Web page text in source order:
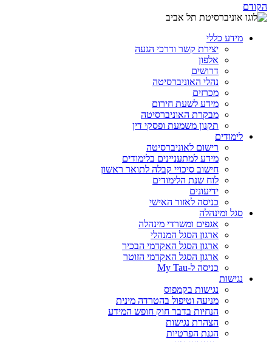
הקודם
מידע כללי
יצירת קשר ודרכי הגעה
אלפון
דרושים
נהלי האוניברסיטה
מכרזים
מידע לשעת חירום
מבקרת האוניברסיטה
תקנון משמעת ופסקי דין
לימודים
רישום לאוניברסיטה
מידע למתעניינים בלימודים
חישוב סיכויי קבלה לתואר ראשון
לוח שנת הלימודים
ידיעונים
כניסה לאזור האישי
סגל ומינהלה
אגפים ומשרדי מינהלה
ארגון הסגל המנהלי
ארגון הסגל האקדמי הבכיר
ארגון הסגל האקדמי הזוטר
כניסה ל-My Tau
נגישות
נגישות בקמפוס
מניעה וטיפול בהטרדה מינית
הנחיות בדבר חוק חופש המידע
הצהרת נגישות
הגנת הפרטיות